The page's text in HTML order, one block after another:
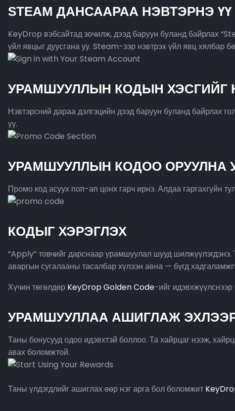
STEAM ДАНСААРАА НЭВТЭРНЭ ҮҮ
KeyDrop вэбсайтад зочилж, дээд баруун буланд байрлах
үйл явцыг дуусгана уу. Steam-ээр нэвтрэх үйл явц хялбар
УРАМШУУЛЛЫН КОДЫН ХЭСГИЙГ
Нэвтэрсний дараа дэлгэцийн дээд баруун буланд байрлах
үү.
УРАМШУУЛЛЫН КОДОО ОРУУЛНА
Промо код асуух поп-ап цонх гарч ирнэ. Алдаа гаргахгүйн
КОДЫГ ХЭРЭГЛЭХ
“Apply” товчийг дарснаар урамшуулал шууд
аваргын сугалааны тасалбар хүлээн авна — бүгд
Хүчин төгөлдөр KeyDrop Golden Code-ийг
УРАМШУУЛЛАА АШИГЛАЖ
Таны бонусууд одоо идэвхтэй боллоо. Та хайрцаг нээж,
авах боломжтой.
Таны үлдэгдлийг ашиглах өөр нэг арга бол боломжит